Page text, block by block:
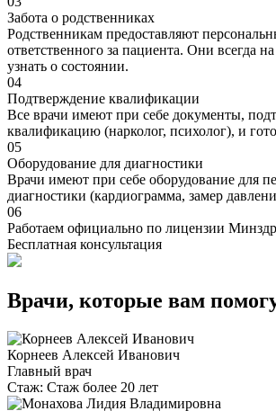
Забота о родственниках
Родственникам предоставляют
ответственного за пациента. Они всегда
узнать о состоянии.
04
Подтверждение квалификации
Все врачи имеют при себе документы,
квалификацию (нарколог, психолог), и
05
Оборудование для диагностики
Врачи имеют при себе оборудование для
диагностики (кардиограмма, замер
06
Работаем официально по лицензии
Бесплатная консультация
Врачи, которые вам
Корнеев Алексей Иванович
Главный врач
Стаж: Стаж более 20 лет